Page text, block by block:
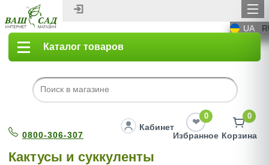
UA
Каталог товаров
0800-306-307
Кабинет
0
Избранное
0
Корзина
Кактусы и суккуленты